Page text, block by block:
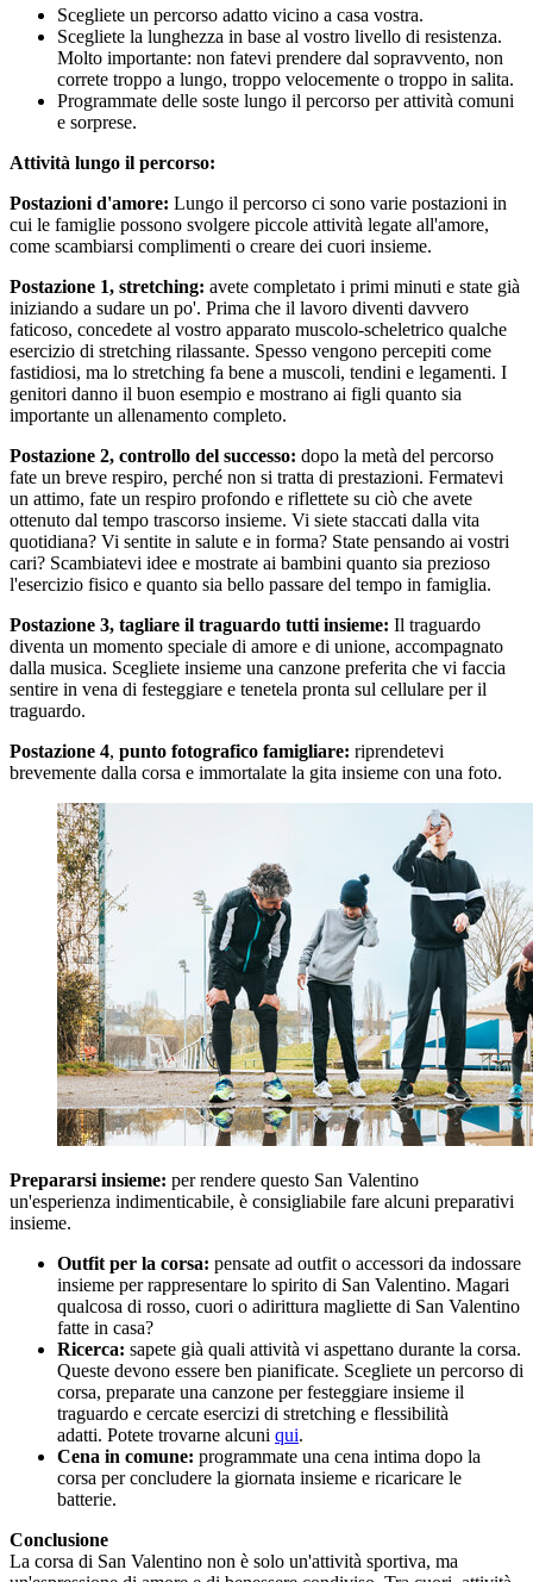
Scegliete un percorso adatto vicino a casa vostra.
Scegliete la lunghezza in base al vostro livello di resistenza.
Molto importante: non fatevi prendere dal sopravvento, non
correte troppo a lungo, troppo velocemente o troppo in salita.
Programmate delle soste lungo il percorso per attività comuni
e sorprese.
Attività lungo il percorso:
Postazioni d'amore: Lungo il percorso ci sono varie postazioni in
cui le famiglie possono svolgere piccole attività legate all'amore,
come scambiarsi complimenti o creare dei cuori insieme.
Postazione 1, stretching: avete completato i primi minuti e state già
iniziando a sudare un po'. Prima che il lavoro diventi davvero
faticoso, concedete al vostro apparato muscolo-scheletrico qualche
esercizio di stretching rilassante. Spesso vengono percepiti come
fastidiosi, ma lo stretching fa bene a muscoli, tendini e legamenti. I
genitori danno il buon esempio e mostrano ai figli quanto sia
importante un allenamento completo.
Postazione 2, controllo del successo: dopo la metà del percorso
fate un breve respiro, perché non si tratta di prestazioni. Fermatevi
un attimo, fate un respiro profondo e riflettete su ciò che avete
ottenuto dal tempo trascorso insieme. Vi siete staccati dalla vita
quotidiana? Vi sentite in salute e in forma? State pensando ai vostri
cari? Scambiatevi idee e mostrate ai bambini quanto sia prezioso
l'esercizio fisico e quanto sia bello passare del tempo in famiglia.
Postazione 3, tagliare il traguardo tutti insieme: Il traguardo
diventa un momento speciale di amore e di unione, accompagnato
dalla musica. Scegliete insieme una canzone preferita che vi faccia
sentire in vena di festeggiare e tenetela pronta sul cellulare per il
traguardo.
Postazione 4, punto fotografico famigliare: riprendetevi
brevemente dalla corsa e immortalate la gita insieme con una foto.
Prepararsi insieme: per rendere questo San Valentino
un'esperienza indimenticabile, è consigliabile fare alcuni preparativi
insieme.
Outfit per la corsa: pensate ad outfit o accessori da indossare
insieme per rappresentare lo spirito di San Valentino. Magari
qualcosa di rosso, cuori o adirittura magliette di San Valentino
fatte in casa?
Ricerca: sapete già quali attività vi aspettano durante la corsa.
Queste devono essere ben pianificate. Scegliete un percorso di
corsa, preparate una canzone per festeggiare insieme il
traguardo e cercate esercizi di stretching e flessibilità
adatti. Potete trovarne alcuni qui.
Cena in comune: programmate una cena intima dopo la
corsa per concludere la giornata insieme e ricaricare le
batterie.
Conclusione
La corsa di San Valentino non è solo un'attività sportiva, ma